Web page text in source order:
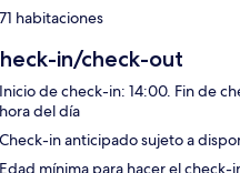
71 habitaciones
in/check-out
Inicio de check-in: 14:00. Fin de
hora del día
Check-in anticipado sujeto a
Edad mínima para hacer el check-